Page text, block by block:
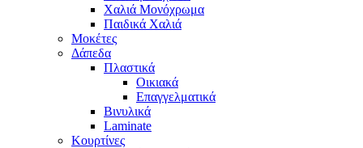
Χαλιά Μονόχρωμα
Παιδικά Χαλιά
Μοκέτες
Δάπεδα
Πλαστικά
Οικιακά
Επαγγελματικά
Βινυλικά
Laminate
Κουρτίνες